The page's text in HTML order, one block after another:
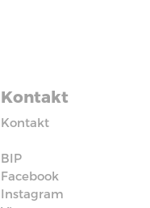
Kontakt
Kontakt
BIP
Facebook
Instagram